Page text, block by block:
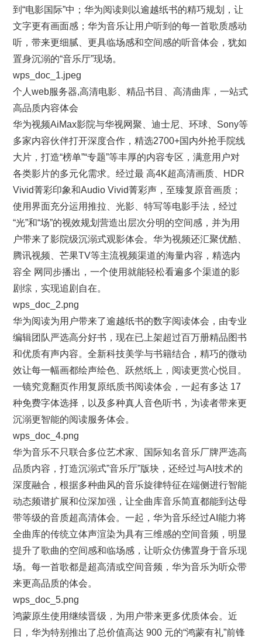
到“电影国际”中；华为阅读则以逾越纸书的精巧规划，让
文字更有画面感；华为音乐让用户听到的每一首歌质感动
听，带来更细腻、更具临场感和空间感的听音体会，犹如
置身沉溺的“音乐厅”现场。
wps_doc_1.jpeg
个人web服务器,高清电影、精品书目、高清曲库，一站式
高品质内容体会
华为视频AiMax影院与华视网聚、迪士尼、环球、Sony等
多家内容伙伴打开深度合作，精选2700+国内外抢手院线
大片，打造“榜单”“专题”等丰厚的内容专区，满意用户对
各类影片的多元化需求。经过最 高4K超高清画质、HDR
Vivid菁彩印象和Audio Vivid菁彩声，至臻复原音画质；
使用界面充分运用推拉、光影、特写等电影手法，经过
“光”和“场”的视效规划营造出层次分明的空间感，并为用
户带来了影院级沉溺式观影体会。华为视频还汇聚优酷、
腾讯视频、芒果TV等主流视频渠道的海量内容，精选内
容全 网同步播出，一个使用就能轻松看遍多个渠道的影
剧综，实现追剧自在。
wps_doc_2.png
华为阅读为用户带来了逾越纸书的数字阅读体会，由专业
编辑团队严选高分好书，现在已上架超过百万册精品图书
和优质有声内容。全新科技美学与书籍结合，精巧的微动
效让每一幅画都绘声绘色、跃然纸上，阅读更赏心悦目。
一镜究竟翻页作用复原纸质书阅读体会，一起有多达 17
种免费字体选择，以及多种真人音色听书，为读者带来更
沉溺更智能的阅读服务体会。
wps_doc_4.png
华为音乐不只联合多位艺术家、国际知名音乐厂牌严选高
品质内容，打造沉溺式”音乐厅”版块，还经过与AI技术的
深度融合，根据多种曲风的音乐旋律特征在端侧进行智能
动态频谱扩展和位深加强，让全曲库音乐简直都能到达母
带等级的音质超高清体会。一起，华为音乐经过AI能力将
全曲库的传统立体声渲染为具有三维感的空间音频，明显
提升了歌曲的空间感和临场感，让听众仿佛置身于音乐现
场。每一首歌都是超高清或空间音频，华为音乐为听众带
来更高品质的体会。
wps_doc_5.png
鸿蒙原生使用继续晋级，为用户带来更多优质体会。近
日，华为特别推出了总价值高达 900 元的“鸿蒙有礼”前锋